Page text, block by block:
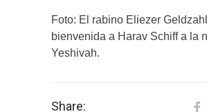
Foto: El rabino Eliezer
bienvenida a Harav Schiff a la
Yeshivah.
Share: